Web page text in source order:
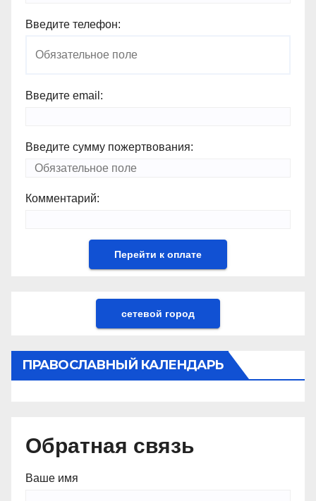
Введите телефон:
Введите email:
Введите сумму пожертвования:
Комментарий:
сетевой город
ПРАВОСЛАВНЫЙ КАЛЕНДАРЬ
Обратная связь
Ваше имя